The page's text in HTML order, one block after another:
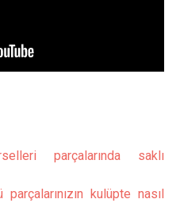
parçalarında saklı
kulüpte nasıl